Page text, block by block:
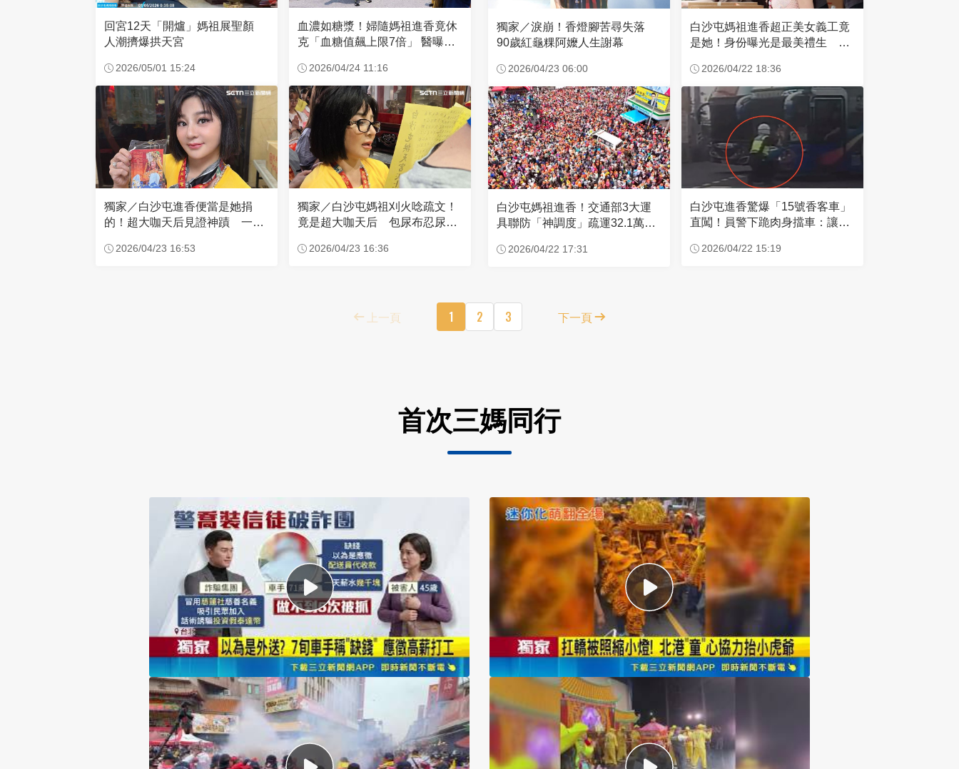
回宮12天「開爐」媽祖展聖顏
人潮擠爆拱天宮
2026/05/01 15:24
血濃如糖漿！婦隨媽祖進香竟休
克「血糖值飆上限7倍」 醫曝原
2026/04/24 11:16
獨家／白沙屯進香便當是她捐
的！超大咖天后見證神蹟 一靠
2026/04/23 16:53
獨家／白沙屯媽祖刈火唸疏文！
竟是超大咖天后 包尿布忍尿5
2026/04/23 16:36
獨家／淚崩！香燈腳苦尋失落
90歲紅龜粿阿嬤人生謝幕
2026/04/23 06:00
白沙屯媽祖進香超正美女義工竟
是她！身份曝光是最美禮生 一
2026/04/22 18:36
白沙屯媽祖進香！交通部3大運
具聯防「神調度」疏運32.1萬創
2026/04/22 17:31
白沙屯進香驚爆「15號香客車」
直闖！員警下跪肉身擋車：讓行
2026/04/22 15:19
上一頁 1 2 3 下一頁
首次三媽同行